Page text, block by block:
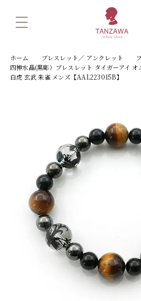
ホーム ブレスレット／ アンクレット
四神水晶(黒彫）ブレスレット タイガーアイ
白虎 玄武 朱雀 メンズ【AAL223015B】